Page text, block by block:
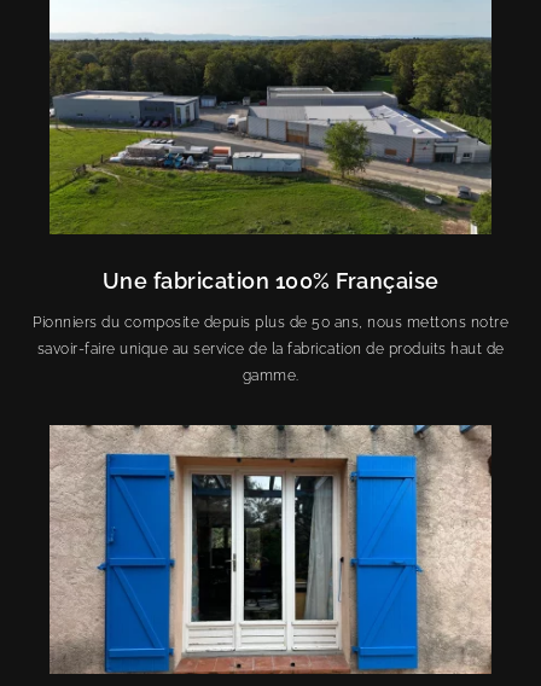
Une fabrication 100% Française
Pionniers du composite depuis plus de 50 ans, nous mettons notre
savoir-faire unique au service de la fabrication de produits haut de
gamme.